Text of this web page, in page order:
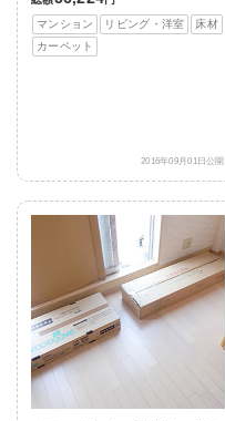
マンション
リビング・洋室
床材
カーペット
2016年09月01日公開